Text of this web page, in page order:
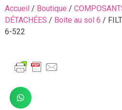
Accueil / Boutique /
DÉTACHÉES / Boite au sol 6 /
6-522